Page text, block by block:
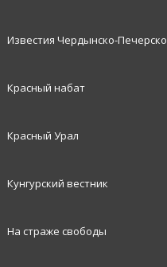
Известия Чердынско-
Красный набат
Красный Урал
Кунгурский вестник
На страже свободы